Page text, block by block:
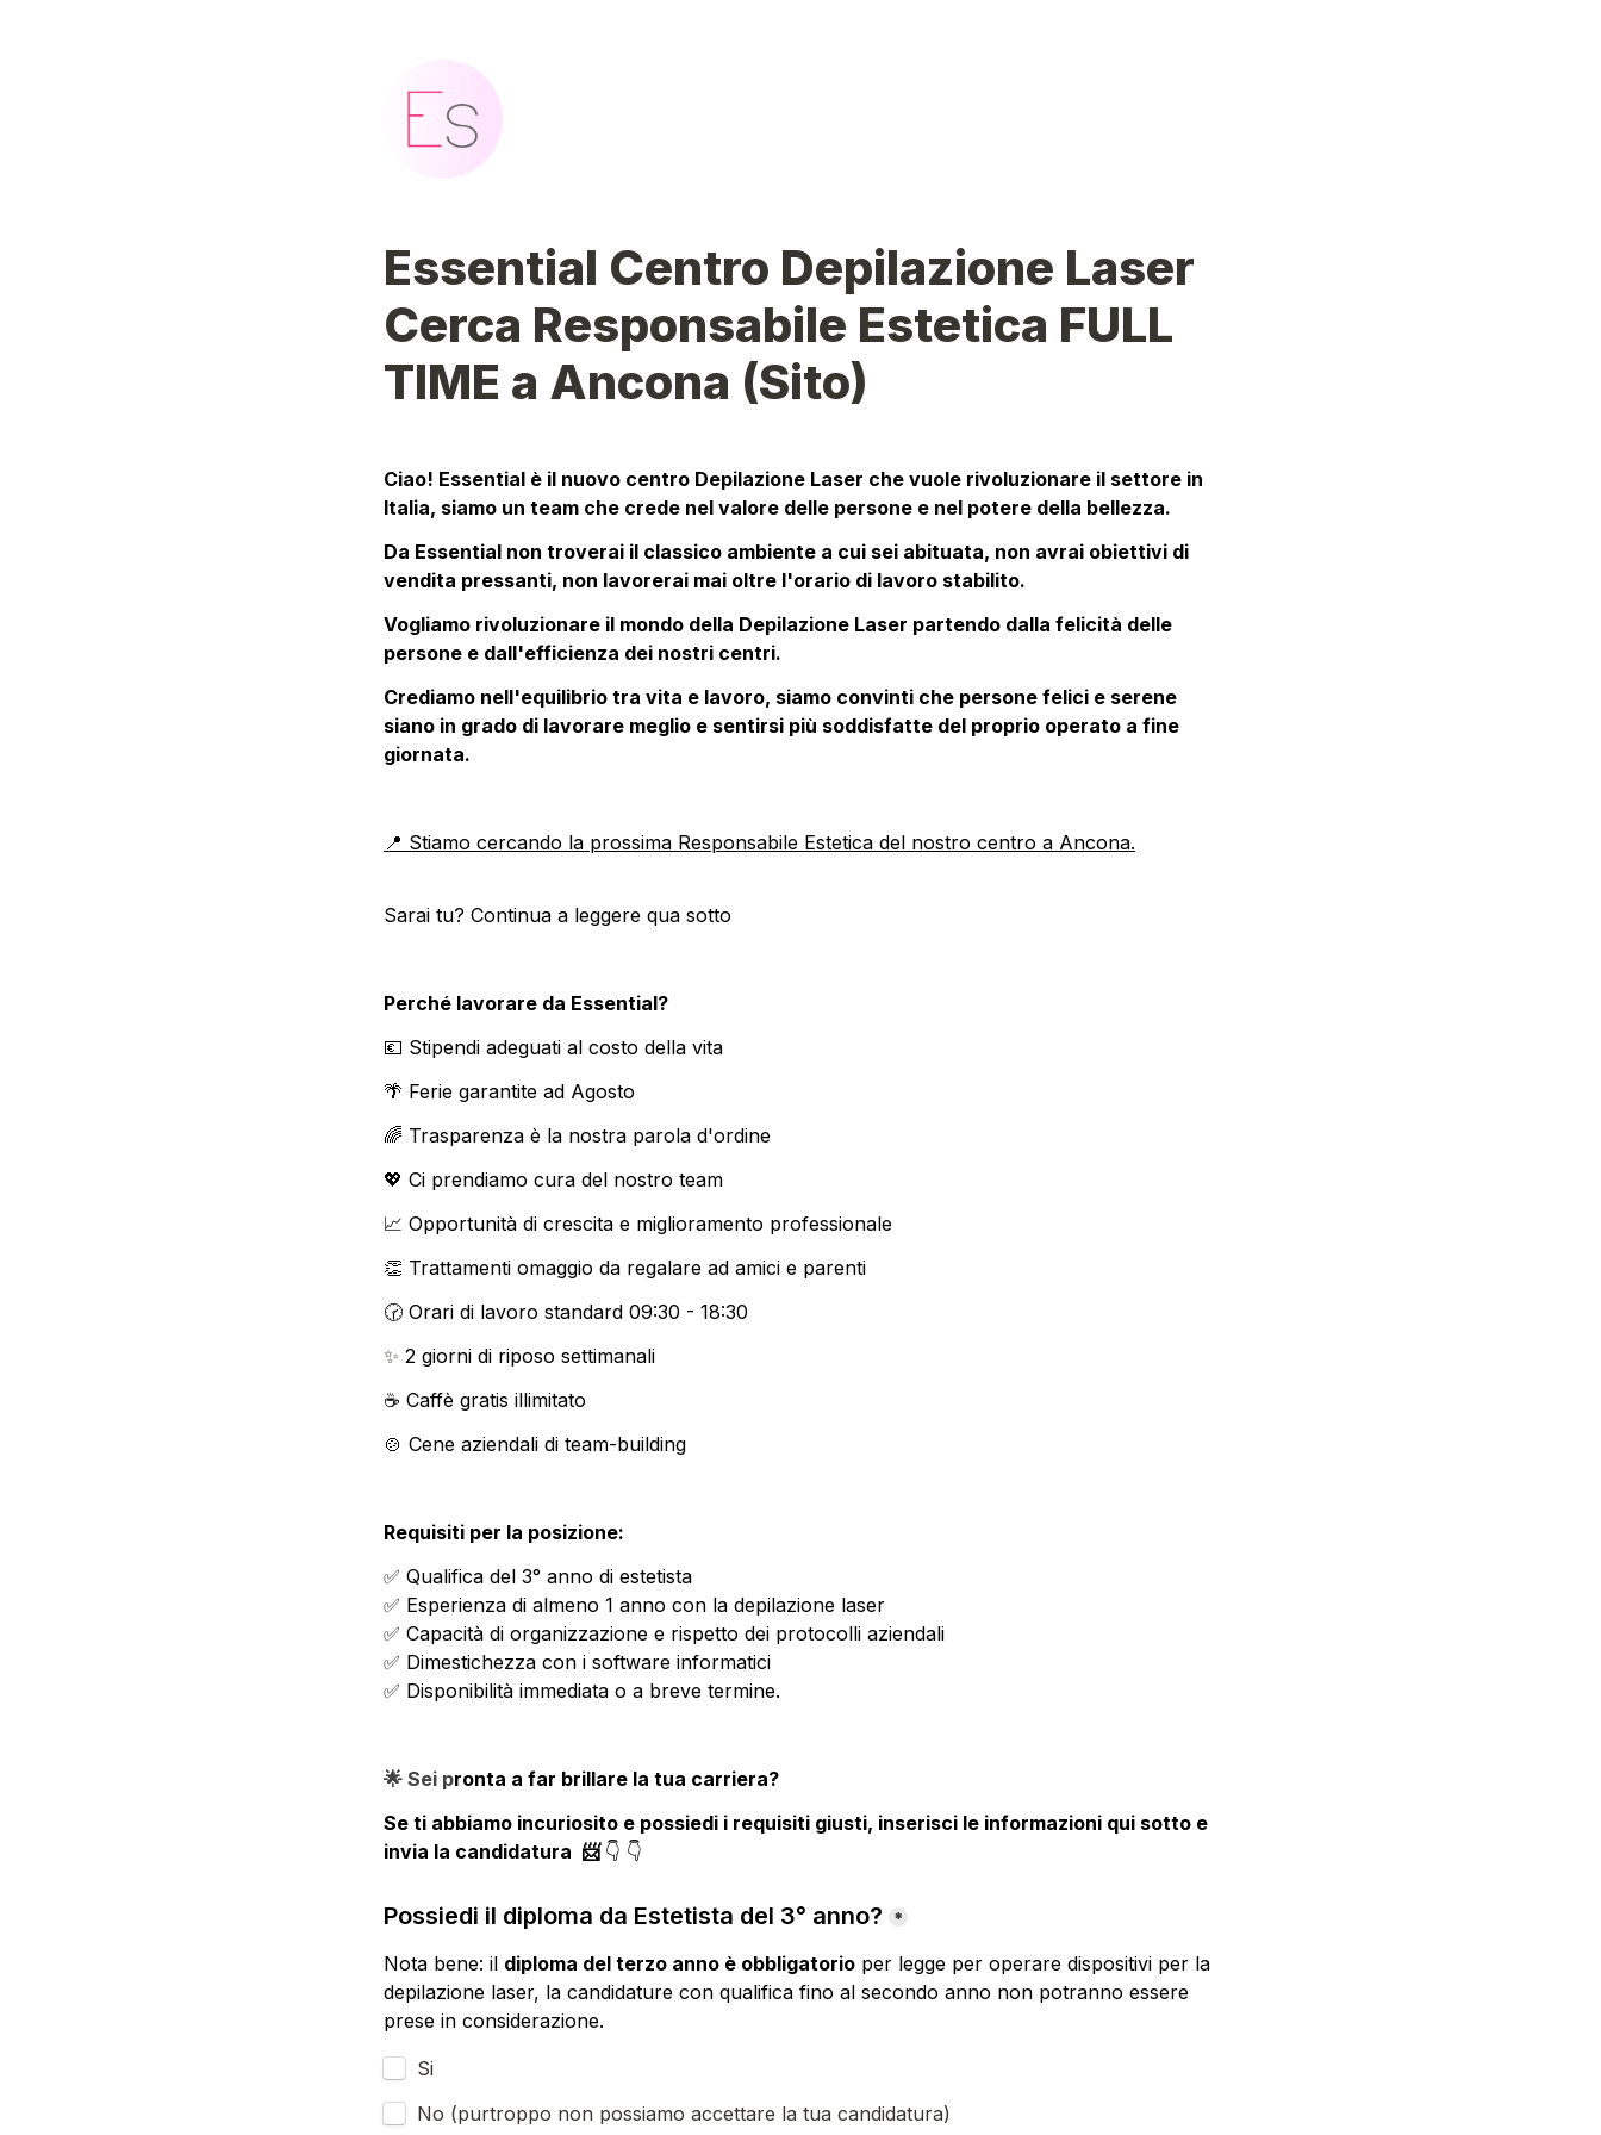
Essential Centro Depilazione Laser
Cerca Responsabile Estetica FULL
TIME a Ancona (Sito)
Ciao! Essential è il nuovo centro Depilazione Laser che vuole rivoluzionare il settore in
Italia, siamo un team che crede nel valore delle persone e nel potere della bellezza.
Da Essential non troverai il classico ambiente a cui sei abituata, non avrai obiettivi di
vendita pressanti, non lavorerai mai oltre l'orario di lavoro stabilito.
Vogliamo rivoluzionare il mondo della Depilazione Laser partendo dalla felicità delle
persone e dall'efficienza dei nostri centri.
Crediamo nell'equilibrio tra vita e lavoro, siamo convinti che persone felici e serene
siano in grado di lavorare meglio e sentirsi più soddisfatte del proprio operato a fine
giornata.
📍 Stiamo cercando la prossima Responsabile Estetica del nostro centro a Ancona.
Sarai tu? Continua a leggere qua sotto
Perché lavorare da Essential?
💶 Stipendi adeguati al costo della vita
🌴 Ferie garantite ad Agosto
🌈 Trasparenza è la nostra parola d'ordine
💖 Ci prendiamo cura del nostro team
📈 Opportunità di crescita e miglioramento professionale
👏 Trattamenti omaggio da regalare ad amici e parenti
🕝 Orari di lavoro standard 09:30 - 18:30
✨ 2 giorni di riposo settimanali
☕️ Caffè gratis illimitato
🍲 Cene aziendali di team-building
Requisiti per la posizione:
✅ Qualifica del 3° anno di estetista
✅ Esperienza di almeno 1 anno con la depilazione laser
✅ Capacità di organizzazione e rispetto dei protocolli aziendali
✅ Dimestichezza con i software informatici
✅ Disponibilità immediata o a breve termine.
🌟 Sei pronta a far brillare la tua carriera?
Se ti abbiamo incuriosito e possiedi i requisiti giusti, inserisci le informazioni qui sotto e
invia la candidatura  📨 👇 👇
Possiedi il diploma da Estetista del 3° anno? *
Nota bene: il diploma del terzo anno è obbligatorio per legge per operare dispositivi per la
depilazione laser, la candidature con qualifica fino al secondo anno non potranno essere
prese in considerazione.
Si
No (purtroppo non possiamo accettare la tua candidatura)